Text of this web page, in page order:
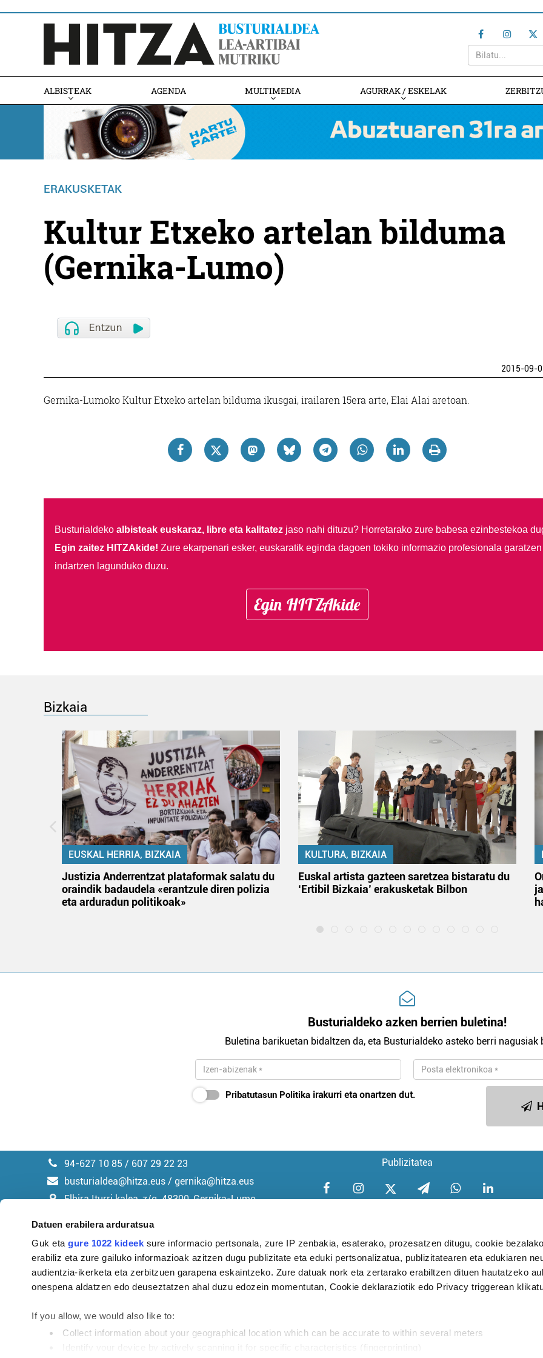
Datuen erabilera arduratsua
Guk etagure 1022 kideek sure informacio pertsonala, zure IP zenbakia, esaterako, prozesatzen ditugu, cookie
erabiliz eta zure gailuko informazioak azitzen dugu publizitate eta eduki pertsonalizatua, publizitatearen eta edukiaren
audientzia-ikerketa eta zerbitzuen garapena eskaintzeko. Zure datuak nork eta zertarako erabiltzen dituen hautatzeko
onespena aldatzen edo deuseztatzen ahal duzu edozein momentutan, Cookie deklaraziotik edo Privacy triggerean
If you allow, we would also like to:
Collect information about your geographical location which can be accurate to within several meters
ALBISTEAK AGENDA MULTIMEDIA AGURRAK / ESKELAK
ERAKUSKETAK
Kultur Etxeko artelan bilduma
(Gernika-Lumo)
2015-09-
Gernika-Lumoko Kultur Etxeko artelan bilduma ikusgai, irailaren 15era arte, Elai Alai aretoan.
Busturialdeko albisteak euskaraz, libre eta kalitatezjaso nahi dituzu? Horretarako zure babesa ezinbestekoa
Egin zaitez HITZAkide! Zure ekarpenari esker, euskaratik eginda dagoen tokiko informazio profesionala
indartzen lagunduko duzu.
Egin HITZAkide
Bizkaia
EUSKAL HERRIA, BIZKAIA
Justizia Anderrentzat plataformak salatu du
oraindik badaudela «erantzule diren polizia
eta arduradun politikoak»
KULTURA, BIZKAIA
Euskal artista gazteen saretzea bistaratu du
‘Ertibil Bizkaia’ erakusketak Bilbon
Busturialdeko azken berrien buletina!
Buletina barikuetan bidaltzen da, eta Busturialdeko asteko berri nagusiak
Pribatutasun Politika irakurri eta onartzen dut.
94-627 10 85 / 607 29 22 23
busturialdea@hitza.eus / gernika@hitza.eus
Elbira Iturri kalea, z/g. 48300, Gernika-Lumo
Publizitatea
Argitalpen politika Aniztasun politika Pribatutasun